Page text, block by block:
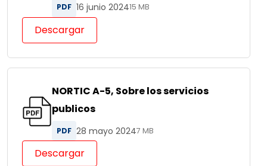
PDF 16 junio 202415 MB
Descargar
NORTIC A-5, Sobre los servicios
publicos
PDF 28 mayo 20247 MB
Descargar